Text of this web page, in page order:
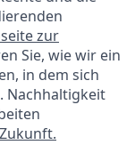
zur
Sie, wie wir ein
in dem sich
Nachhaltigkeit